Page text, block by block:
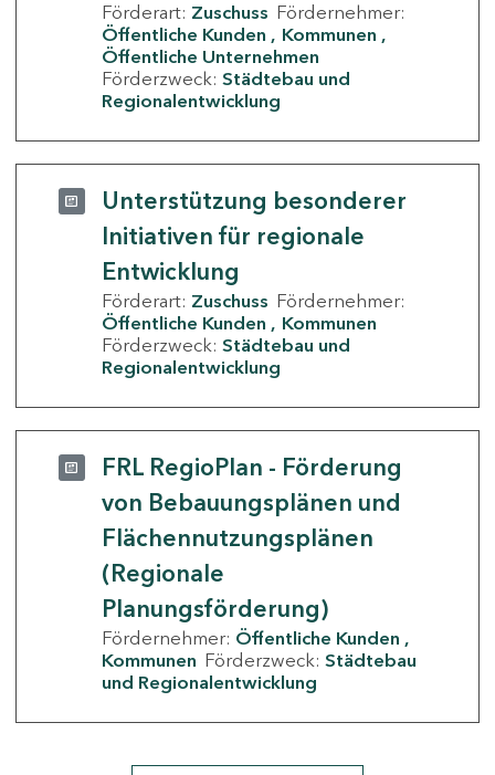
Förderart: Zuschuss Fördernehmer:
Öffentliche Kunden
Kommunen
Öffentliche Unternehmen
Förderzweck: Städtebau und
Regionalentwicklung
Unterstützung besonderer
Initiativen für regionale
Entwicklung
Förderart: Zuschuss Fördernehmer:
Öffentliche Kunden
Kommunen
Förderzweck: Städtebau und
Regionalentwicklung
FRL RegioPlan - Förderung
von Bebauungsplänen und
Flächennutzungsplänen
(Regionale
Planungsförderung)
Fördernehmer: Öffentliche Kunden
Kommunen Förderzweck: Städtebau
und Regionalentwicklung